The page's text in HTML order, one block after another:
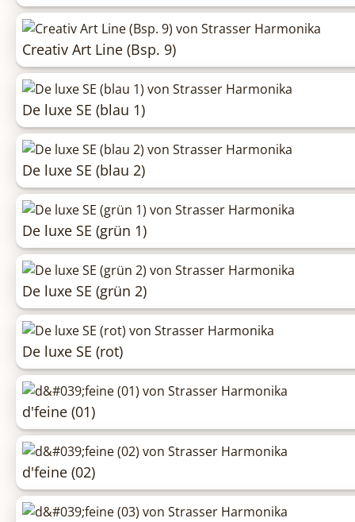
Creativ Art Line (Bsp. 9)
De luxe SE (blau 1)
De luxe SE (blau 2)
De luxe SE (grün 1)
De luxe SE (grün 2)
De luxe SE (rot)
d'feine (01)
d'feine (02)